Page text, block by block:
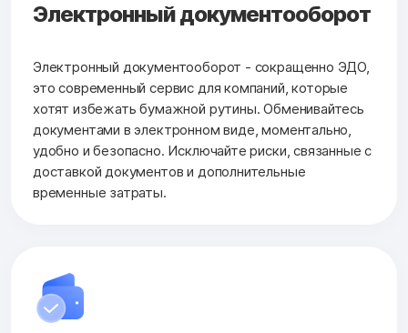
Электронный документооборот
Электронный документооборот - сокращенно ЭДО,
это современный сервис для компаний, которые
хотят избежать бумажной рутины. Обменивайтесь
документами в электронном виде, моментально,
удобно и безопасно. Исключайте риски, связанные с
доставкой документов и дополнительные
временные затраты.